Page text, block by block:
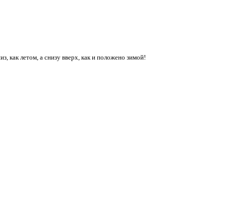
как летом, а снизу вверх, как и положено зимой!